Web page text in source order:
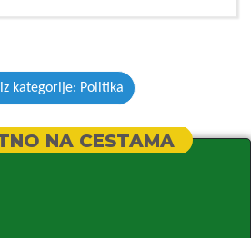
kategorije: Politika
NA CESTAMA